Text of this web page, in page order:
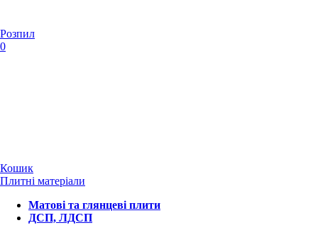
Розпил
0
Кошик
Плитні матеріали
Матові та глянцеві плити
ДСП, ЛДСП